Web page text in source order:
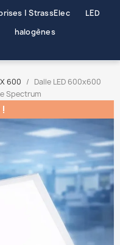
| StrassElec
LED
halogènes
600
Dalle LED 600x600
Spectrum